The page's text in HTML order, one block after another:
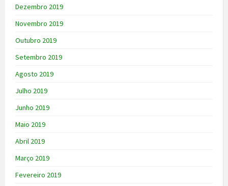
Dezembro 2019
Novembro 2019
Outubro 2019
Setembro 2019
Agosto 2019
Julho 2019
Junho 2019
Maio 2019
Abril 2019
Março 2019
Fevereiro 2019